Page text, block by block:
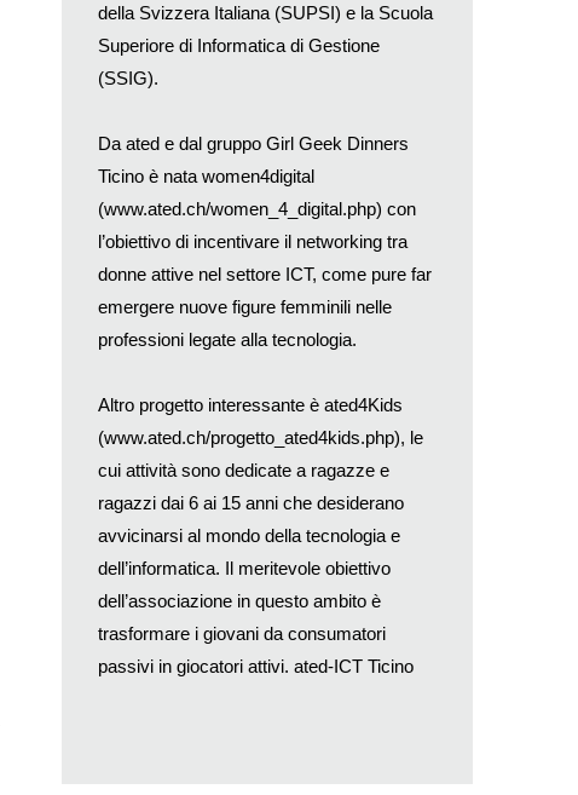
della Svizzera Italiana (SUPSI) e la Scuola
Superiore di Informatica di Gestione
(SSIG).
Da ated e dal gruppo Girl Geek Dinners
Ticino è nata women4digital
(www.ated.ch/women_4_digital.php) con
l’obiettivo di incentivare il networking tra
donne attive nel settore ICT, come pure far
emergere nuove figure femminili nelle
professioni legate alla tecnologia.
Altro progetto interessante è ated4Kids
(www.ated.ch/progetto_ated4kids.php), le
cui attività sono dedicate a ragazze e
ragazzi dai 6 ai 15 anni che desiderano
avvicinarsi al mondo della tecnologia e
dell’informatica. Il meritevole obiettivo
dell’associazione in questo ambito è
trasformare i giovani da consumatori
passivi in giocatori attivi. ated-ICT Ticino